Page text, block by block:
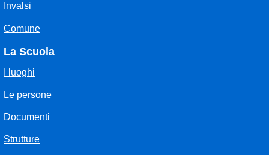
Invalsi
Comune
La Scuola
I luoghi
Le persone
Documenti
Strutture